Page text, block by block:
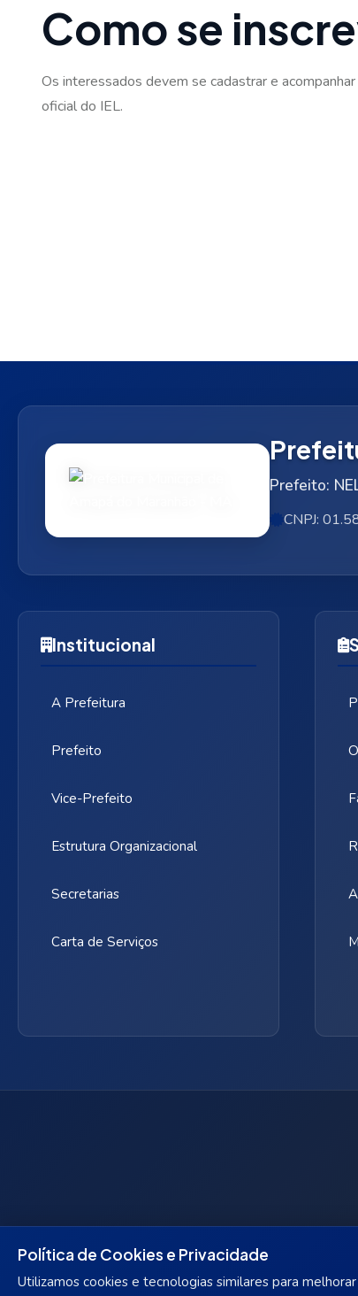
Política de Cookies e Privacidade
Utilizamos cookies e tecnologias similares para
Como se
Os interessados devem se cadastrar e
oficial do IEL.
Prefeito:
CNPJ:
Institucional
A Prefeitura
Prefeito
Vice-Prefeito
Estrutura Organizacional
Secretarias
Carta de Serviços